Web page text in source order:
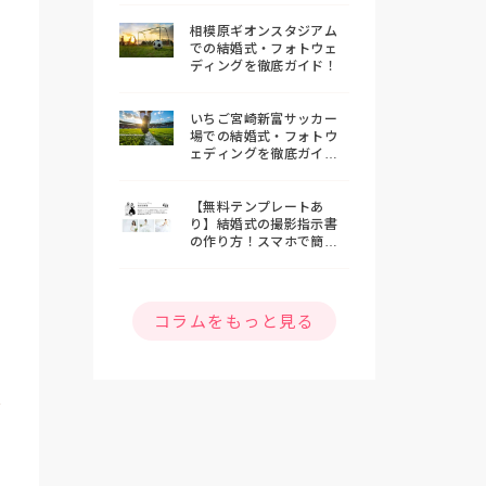
相模原ギオンスタジアム
での結婚式・フォトウェ
ディングを徹底ガイド！
いちご宮崎新富サッカー
場での結婚式・フォトウ
ェディングを徹底ガイ
【無料テンプレートあ
り】結婚式の撮影指示書
の作り方！スマホで簡単
コラムをもっと見る